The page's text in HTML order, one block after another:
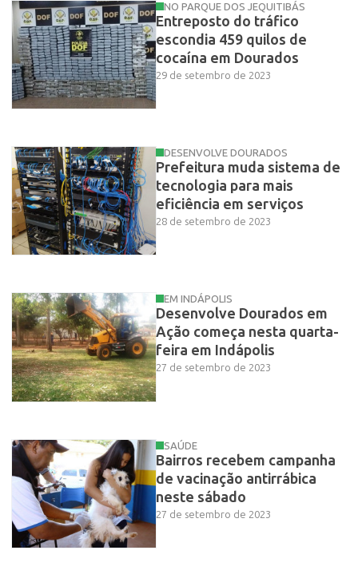
NO PARQUE DOS JEQUITIBÁS
Entreposto do tráfico
escondia 459 quilos de
cocaína em Dourados
29 de setembro de 2023
DESENVOLVE DOURADOS
Prefeitura muda sistema de
tecnologia para mais
eficiência em serviços
28 de setembro de 2023
EM INDÁPOLIS
Desenvolve Dourados em
Ação começa nesta quarta-
feira em Indápolis
27 de setembro de 2023
SAÚDE
Bairros recebem campanha
de vacinação antirrábica
neste sábado
27 de setembro de 2023